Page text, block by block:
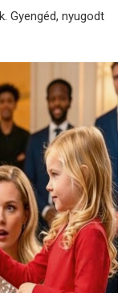
Gyengéd, nyugodt